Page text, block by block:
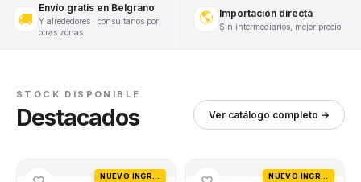
🚚
Envío gratis en Belgrano
Y alrededores · consultanos por
otras zonas
🌎 Importación directa
Sin intermediarios, mejor precio
STOCK DISPONIBLE
Destacados Ver catálogo completo →